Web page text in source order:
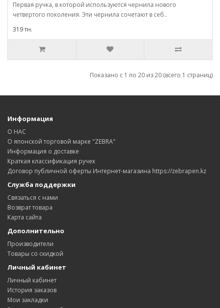
Первая ручка, в которой используются чернила нового
четвертого поколения. Эти чернила сочетают в себ..
319 тн.
Показано с 1 по 20 из 20 (всего 1 страниц)
Информация
О НАС
О японской торговой марке "ZEBRA"
Информация о доставке
Краткая классификация ручек
Договор публичной оферты Интернет-магазина https://zebrapen.kz
Служба поддержки
Связаться с нами
Возврат товара
Карта сайта
Дополнительно
Производители
Товары со скидкой
Личный кабинет
Личный кабинет
История заказов
Мои закладки